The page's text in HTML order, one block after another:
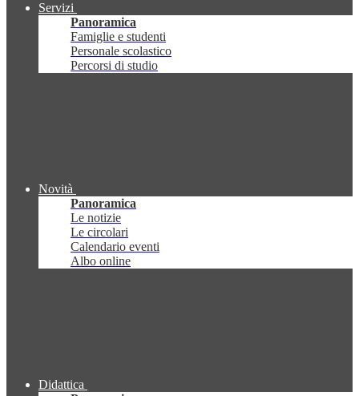
Servizi
Panoramica
Famiglie e studenti
Personale scolastico
Percorsi di studio
Novità
Panoramica
Le notizie
Le circolari
Calendario eventi
Albo online
Didattica